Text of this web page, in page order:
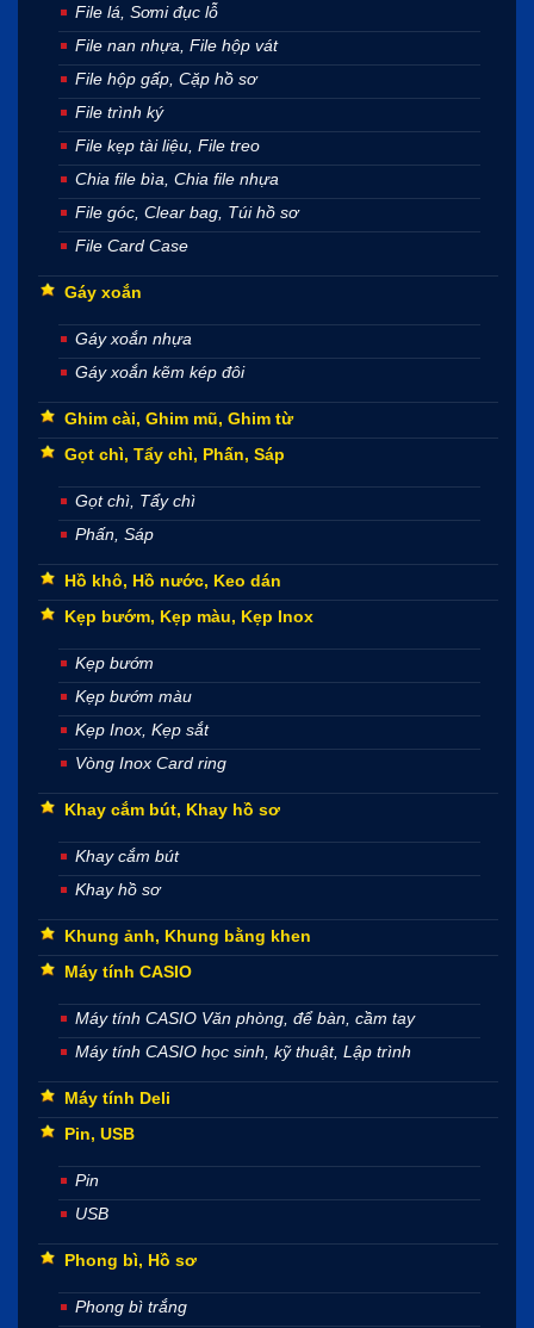
File lá, Sơmi đục lỗ
File nan nhựa, File hộp vát
File hộp gấp, Cặp hồ sơ
File trình ký
File kẹp tài liệu, File treo
Chia file bìa, Chia file nhựa
File góc, Clear bag, Túi hồ sơ
File Card Case
Gáy xoắn
Gáy xoắn nhựa
Gáy xoắn kẽm kép đôi
Ghim cài, Ghim mũ, Ghim từ
Gọt chì, Tẩy chì, Phấn, Sáp
Gọt chì, Tẩy chì
Phấn, Sáp
Hồ khô, Hồ nước, Keo dán
Kẹp bướm, Kẹp màu, Kẹp Inox
Kẹp bướm
Kẹp bướm màu
Kẹp Inox, Kẹp sắt
Vòng Inox Card ring
Khay cắm bút, Khay hồ sơ
Khay cắm bút
Khay hồ sơ
Khung ảnh, Khung bằng khen
Máy tính CASIO
Máy tính CASIO Văn phòng, để bàn, cầm tay
Máy tính CASIO học sinh, kỹ thuật, Lập trình
Máy tính Deli
Pin, USB
Pin
USB
Phong bì, Hồ sơ
Phong bì trắng